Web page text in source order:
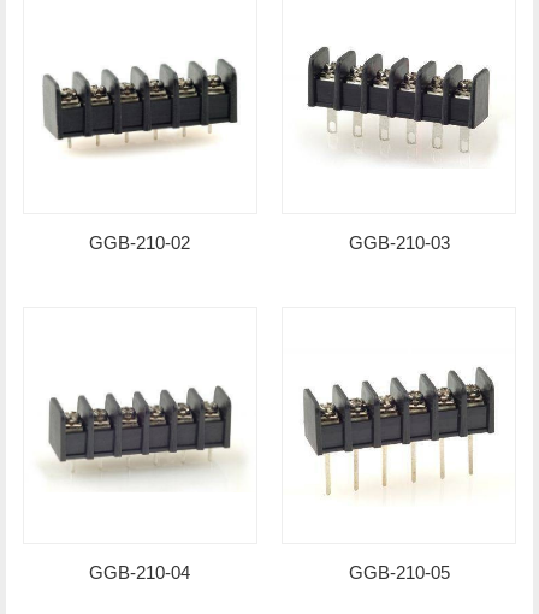
GGB-210-02 GGB-210-03
GGB-210-04 GGB-210-05